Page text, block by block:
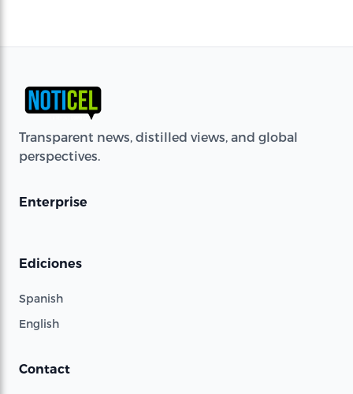
Transparent news, distilled views, and global
perspectives.
Enterprise
Ediciones
Spanish
English
Contact